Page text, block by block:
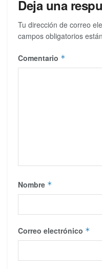
Deja una
Tu dirección de correo
campos obligatorios
Comentario *
Nombre *
Correo electrónico *